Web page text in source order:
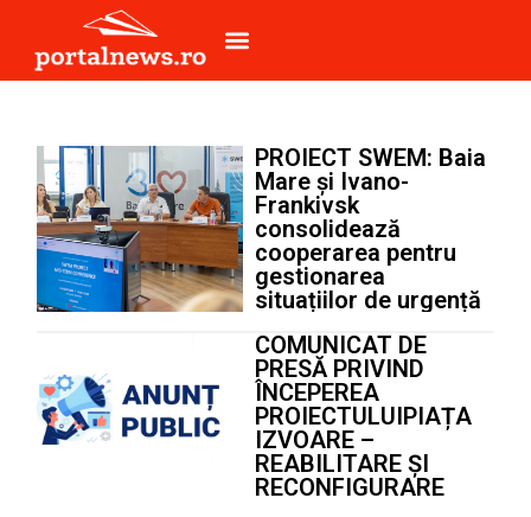
PROIECT SWEM: Baia
Mare și Ivano-
Frankivsk
consolidează
cooperarea pentru
gestionarea
situațiilor de urgență
COMUNICAT DE
PRESĂ PRIVIND
ÎNCEPEREA
PROIECTULUIPIAȚA
IZVOARE –
REABILITARE ȘI
RECONFIGURARE